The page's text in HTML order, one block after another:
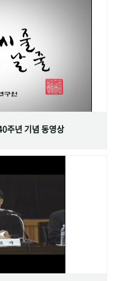
주년 기념 동영상